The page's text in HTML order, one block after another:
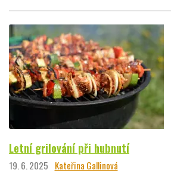
Letní grilování při hubnutí
19. 6. 2025 Kateřina Gallinová